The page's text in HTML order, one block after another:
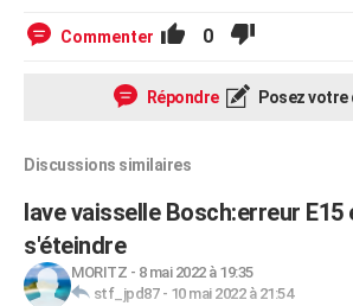
Commenter 0
Répondre Posez
Discussions similaires
lave vaisselle Bosch:erreur E15
s'éteindre
MORITZ - 8 mai 2022 à 19:35
stf_jpd87- 10 mai 2022 à 21:54